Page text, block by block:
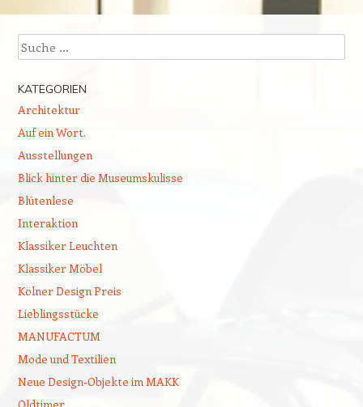
Suchen
KATEGORIEN
Architektur
Auf ein Wort.
Ausstellungen
Blick hinter die Museumskulisse
Blütenlese
Interaktion
Klassiker Leuchten
Klassiker Möbel
Kölner Design Preis
Lieblingsstücke
MANUFACTUM
Mode und Textilien
Neue Design-Objekte im MAKK